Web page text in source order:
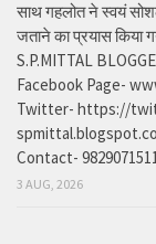
साथ गहलोत ने स्वयं
जताने का प्रयास किया
S.P.MITTAL
Facebook Page-
Twitter- https://
Contact-
3 AUG, 2026